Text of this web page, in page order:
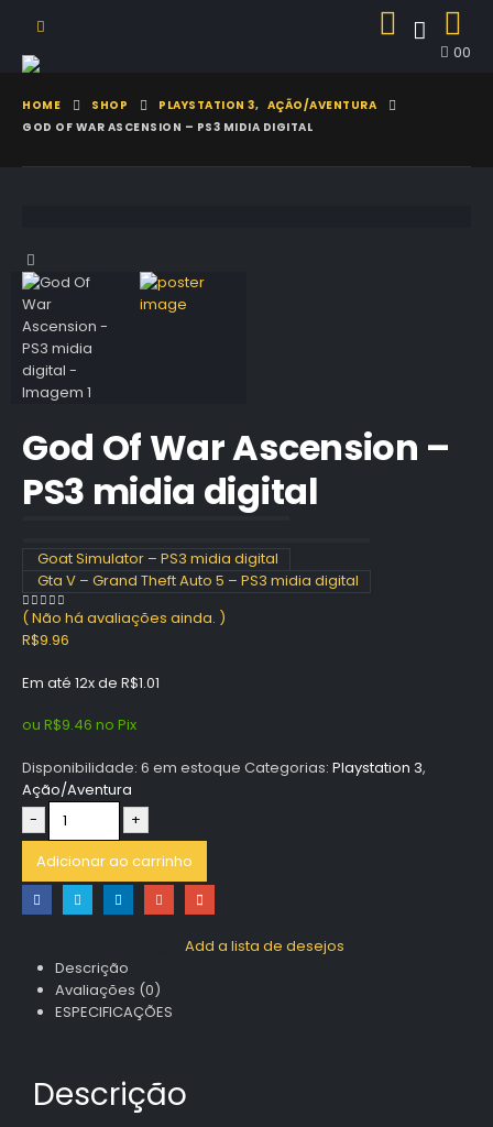
00
HOME SHOP PLAYSTATION 3, AÇÃO/AVENTURA
GOD OF WAR ASCENSION – PS3 MIDIA DIGITAL
God Of War Ascension –
PS3 midia digital
Goat Simulator – PS3 midia digital
Gta V – Grand Theft Auto 5 – PS3 midia digital
0 out of 5
( Não há avaliações ainda. )
R$9.96
Em até 12x de R$1.01
ou R$9.46 no Pix
Disponibilidade: 6 em estoque Categorias: Playstation 3,
Ação/Aventura
-
+
Adicionar ao carrinho
Add a lista de desejos
Descrição
Avaliações (0)
ESPECIFICAÇÕES
Descrição